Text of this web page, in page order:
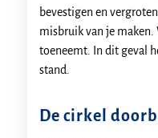
bevestigen en
misbruik van je maken.
toeneemt. In dit geval
stand.
De cirkel